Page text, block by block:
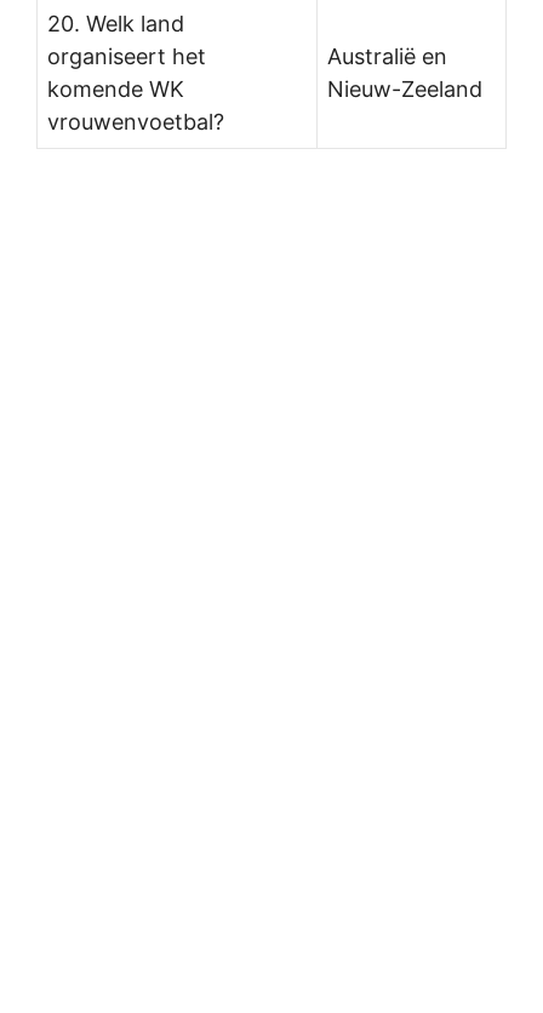
20. Welk land
organiseert het
komende WK
vrouwenvoetbal?
Australië en
Nieuw-Zeeland